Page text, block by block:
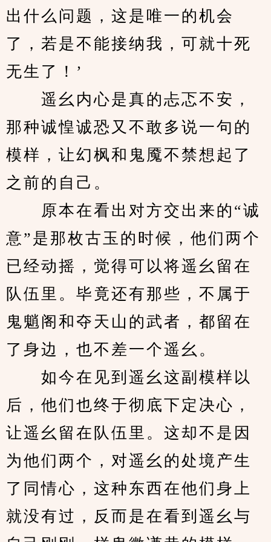
出什么问题，这是唯一的机会
了，若是不能接纳我，可就十死
无生了！’
遥幺内心是真的忐忑不安，
那种诚惶诚恐又不敢多说一句的
模样，让幻枫和鬼魇不禁想起了
之前的自己。
原本在看出对方交出来的“诚
意”是那枚古玉的时候，他们两个
已经动摇，觉得可以将遥幺留在
队伍里。毕竟还有那些，不属于
鬼魈阁和夺天山的武者，都留在
了身边，也不差一个遥幺。
如今在见到遥幺这副模样以
后，他们也终于彻底下定决心，
让遥幺留在队伍里。这却不是因
为他们两个，对遥幺的处境产生
了同情心，这种东西在他们身上
就没有过，反而是在看到遥幺与